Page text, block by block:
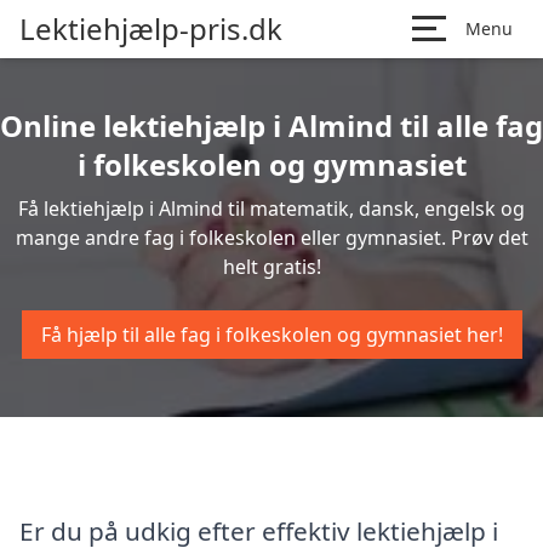
Lektiehjælp-pris.dk Menu
Online lektiehjælp i Almind til alle fag
i folkeskolen og gymnasiet
Få lektiehjælp i Almind til matematik, dansk, engelsk og
mange andre fag i folkeskolen eller gymnasiet. Prøv det
helt gratis!
Få hjælp til alle fag i folkeskolen og gymnasiet her!
Er du på udkig efter effektiv lektiehjælp i